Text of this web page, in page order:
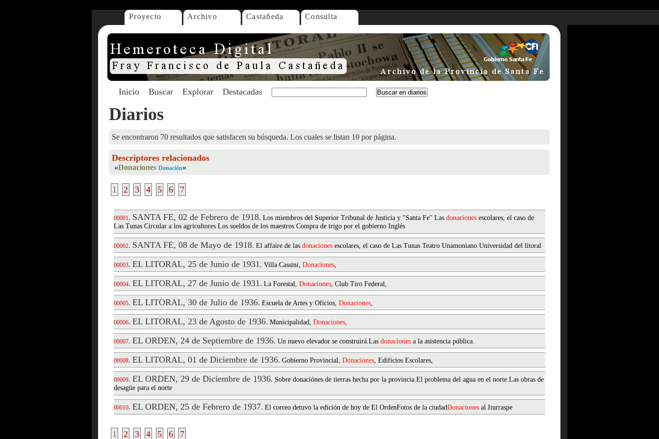
Proyecto Archivo Castañeda Consulta
Inicio Buscar Explorar Destacadas
Diarios
Se encontraron 70 resultados que satisfacen su búsqueda. Los cuales se listan 10 por página.
Descriptores relacionados
«Donaciones Donación»
1 2 3 4 5 6 7
00001. SANTA FE, 02 de Febrero de 1918. Los miembros del Superior Tribunal de Justicia y "Santa Fe" Las donaciones escolares, el caso de
Las Tunas Circular a los agricultores Los sueldos de los maestros Compra de trigo por el gobierno Inglés
00002. SANTA FE, 08 de Mayo de 1918. El affaire de las donaciones escolares, el caso de Las Tunas Teatro Unamoniano Universidad del litoral
00003. EL LITORAL, 25 de Junio de 1931. Villa Cassini, Donaciones,
00004. EL LITORAL, 27 de Junio de 1931. La Forestal, Donaciones, Club Tiro Federal,
00005. EL LITORAL, 30 de Julio de 1936. Escuela de Artes y Oficios, Donaciones,
00006. EL LITORAL, 23 de Agosto de 1936. Municipalidad, Donaciones,
00007. EL ORDEN, 24 de Septiembre de 1936. Un nuevo elevador se construirá.Las donaciones a la asistencia pública.
00008. EL LITORAL, 01 de Diciembre de 1936. Gobierno Provincial, Donaciones, Edificios Escolares,
00009. EL ORDEN, 29 de Diciembre de 1936. Sobre donaciónes de tierras hecha por la provincia.El problema del agua en el norte.Las obras de
desagüe para el norte
00010. EL ORDEN, 25 de Febrero de 1937. El correo detuvo la edición de hoy de El OrdenFotos de la ciudadDonaciones al Iturraspe
1 2 3 4 5 6 7